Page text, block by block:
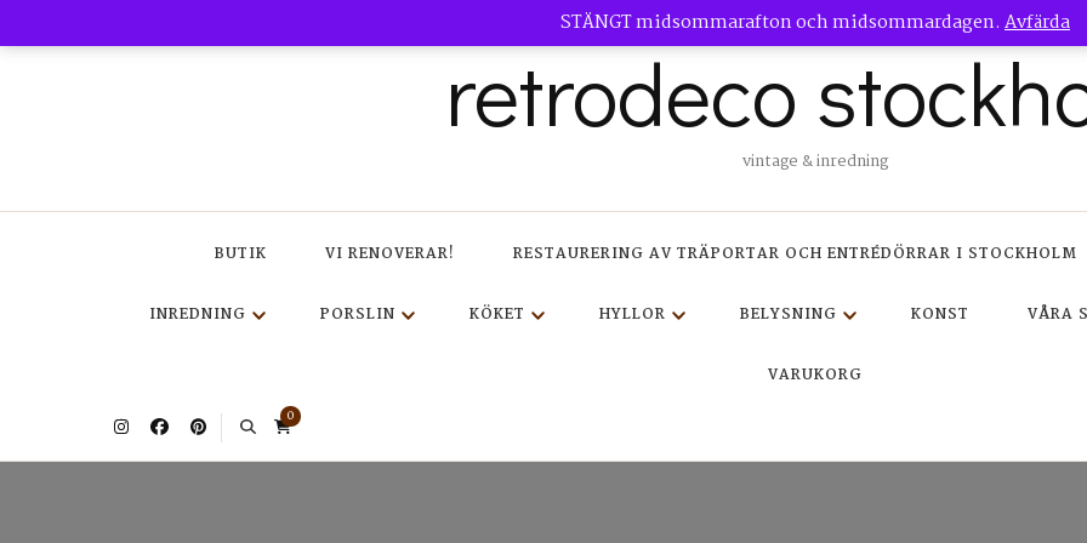
STÄNGT midsommarafton och midsommardagen. Avfärda
retrodeco
vintage & inredning
BUTIK VI RENOVERAR! RESTAURERING AV TRÄPORTAR OCH ENTRÉDÖRRAR I STOCKHOLM
INREDNING PORSLIN KÖKET HYLLOR BELYSNING KONST VÅRA
VARUKORG
0